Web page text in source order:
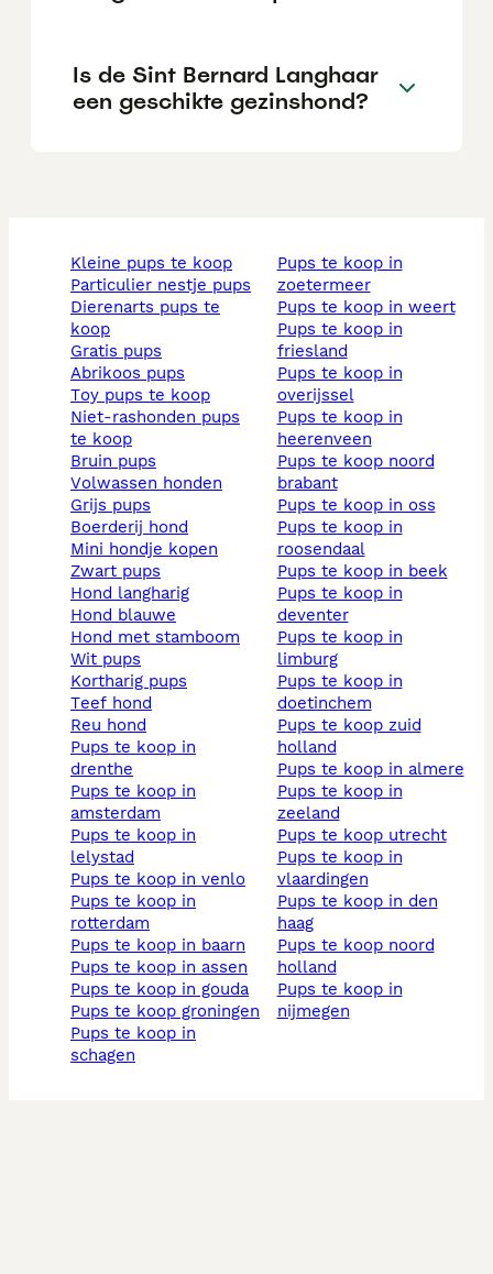
Is de Sint Bernard Langhaar
een geschikte gezinshond?
kleine pups te koop
particulier nestje pups
dierenarts pups te
koop
gratis pups
abrikoos pups
toy pups te koop
niet-rashonden pups
te koop
bruin pups
volwassen honden
grijs pups
boerderij hond
mini hondje kopen
zwart pups
hond langharig
hond blauwe
hond met stamboom
wit pups
kortharig pups
teef hond
reu hond
pups te koop in
drenthe
pups te koop in
amsterdam
pups te koop in
lelystad
pups te koop in venlo
pups te koop in
rotterdam
pups te koop in baarn
pups te koop in assen
pups te koop in gouda
pups te koop groningen
pups te koop in
schagen
pups te koop in
zoetermeer
pups te koop in weert
pups te koop in
friesland
pups te koop in
overijssel
pups te koop in
heerenveen
pups te koop noord
brabant
pups te koop in oss
pups te koop in
roosendaal
pups te koop in beek
pups te koop in
deventer
pups te koop in
limburg
pups te koop in
doetinchem
pups te koop zuid
holland
pups te koop in almere
pups te koop in
zeeland
pups te koop utrecht
pups te koop in
vlaardingen
pups te koop in den
haag
pups te koop noord
holland
pups te koop in
nijmegen